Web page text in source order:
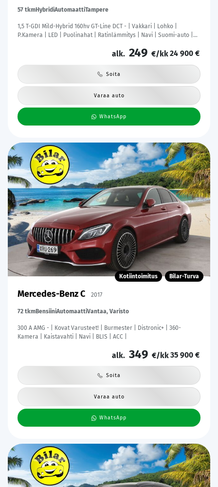
57 tkmHybridiAutomaattiTampere
1,5 T-GDI Mild-Hybrid 160hv GT-Line DCT - | Vakkari | Lohko |
P.Kamera | LED | Puolinahat | Ratinlämmitys | Navi | Suomi-auto |
alk. 249 €/kk24 900 €
Soita
Varaa auto
WhatsApp
Kotiintoimitus Bilar-Turva
Mercedes-Benz C 2017
72 tkmBensiiniAutomaattiVantaa, Varisto
300 A AMG - | Kovat Varusteet! | Burmester | Distronic+ | 360-
Kamera | Kaistavahti | Navi | BLIS | ACC |
alk. 349 €/kk35 900 €
Soita
Varaa auto
WhatsApp